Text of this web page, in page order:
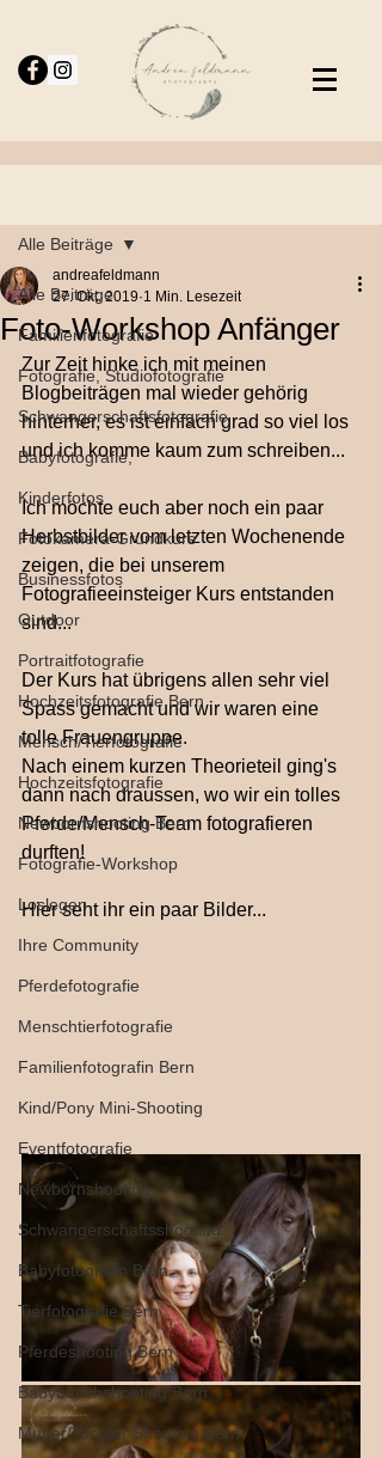
Alle Beiträge
Familienfotografie
Fotografie, Studiofotografie
Schwangerschaftsfotografie
Babyfotografie,
Kinderfotos
Fotokamera-Grundkurs
Businessfotos
Outdoor
Portraitfotografie
Hochzeitsfotografie Bern
Mensch/Tierfotografie
Hochzeitsfotografie
Newbornshooting Bern
Fotografie-Workshop
Loslegen
Ihre Community
Pferdefotografie
Menschtierfotografie
Familienfotografin Bern
Kind/Pony Mini-Shooting
Eventfotografie
Newbornshooting
Schwangerschaftsshooting
Babyfotografin Bern
Tierfotografie Bern
Pferdeshooting Bern
Babybauchshooting Bern
Mutter/Tochter Shooting Bern
Alle Beiträge
Foto-Workshop Anfänger
andreafeldmann
27. Okt. 2019 1 Min. Lesezeit
Zur Zeit hinke ich mit meinen
Blogbeiträgen mal wieder gehörig
hinterher, es ist einfach grad so viel los
und ich komme kaum zum schreiben...
Ich möchte euch aber noch ein paar
Herbstbilder vom letzten Wochenende
zeigen, die bei unserem
Fotografieeinsteiger Kurs entstanden
sind...
Der Kurs hat übrigens allen sehr viel
Spass gemacht und wir waren eine
tolle Frauengruppe.
Nach einem kurzen Theorieteil ging's
dann nach draussen, wo wir ein tolles
Pferde/Mensch-Team fotografieren
durften!
Hier seht ihr ein paar Bilder...